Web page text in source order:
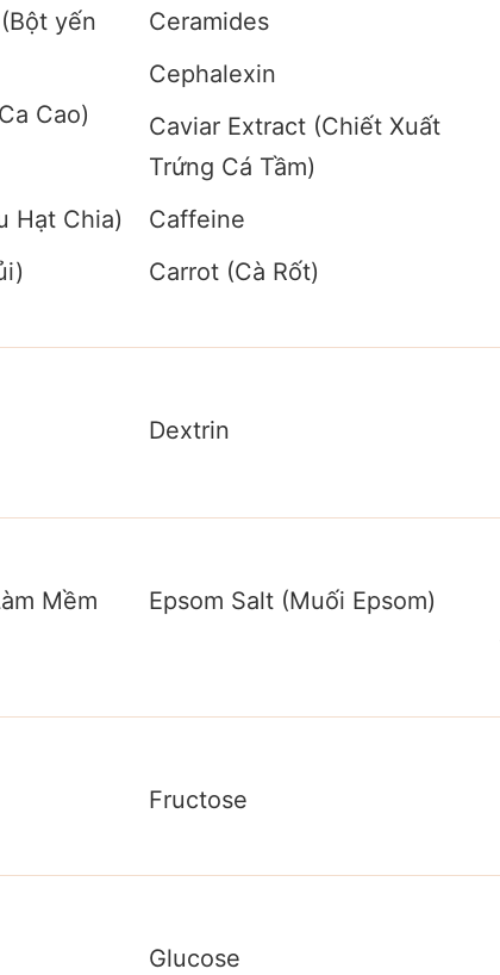
yến
Cao)
Hạt Chia)
Ceramides
Cephalexin
Caviar Extract (Chiết Xuất
Trứng Cá Tầm)
Caffeine
Carrot (Cà Rốt)
Dextrin
Mềm
Epsom Salt (Muối Epsom)
Fructose
Glucose